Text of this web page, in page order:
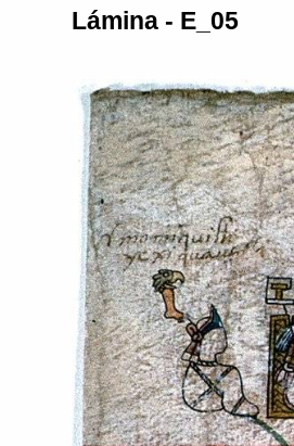
Lámina - E_05